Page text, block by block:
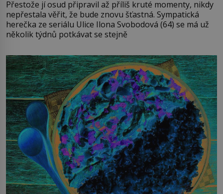
Přestože jí osud připravil až příliš kruté momenty, nikdy
nepřestala věřit, že bude znovu šťastná. Sympatická
herečka ze seriálu Ulice Ilona Svobodová (64) se má už
několik týdnů potkávat se stejně